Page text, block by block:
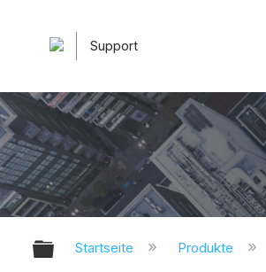
Support
Globale Hierarchie
Startseite Produkte